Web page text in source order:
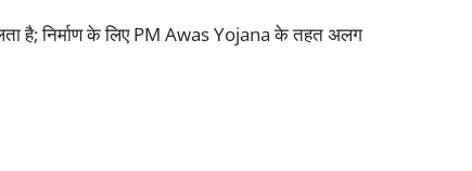
है; निर्माण के लिए PM Awas Yojana के तहत अलग